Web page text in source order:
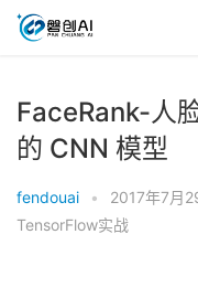
FaceRank-人
的 CNN 模型
fendouai • 2017年7月
TensorFlow实战